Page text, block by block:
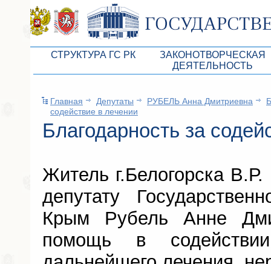
СТРУКТУРА ГС РК
Президиум ГС РК
Депутатский корпус
Депутатские фракции ГС РК
Советники Председателя ГС РК
Поиск депутата по округу
ЗАКОНОТВОРЧЕСКАЯ
ДЕЯТЕЛЬНОСТЬ
Бюджет Республики
Законы
Независимая
Схема
Статистика
Главная Депутаты РУБЕЛЬ Анна Дмитриевна
содействие в лечении
Благодарность за
Житель г.Белогорска
депутату
Крым Рубель Анне
помощь в